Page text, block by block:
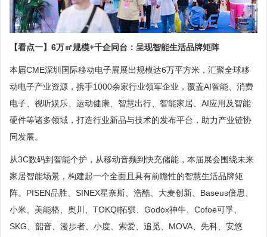
【看点一】6万㎡规模+千企同台：呈现智能生活品牌矩阵
本届CME深圳国际移动电子展展出规模达6万平方米，汇聚全球移
动电子产业资源，携手1000余家行业领军企业，覆盖AI智能、消费
电子、视听娱乐、运动健康、智慧出行、智能家居、AI应用及智能
硬件等诸多领域，打造行业新品与技术的发布平台，助力产业链协
同发展。
从3C数码到智能个护，从移动音频到快充储能，本届展会围绕未来
家居智能场景，构建起一个全面且具有前瞻性的智慧生活品牌矩
阵。PISEN品胜、SINEX星奈斯、浩酷、大麦创新、Baseus倍思、
小米、美能格、奥川、TOKQI拓骐、Godox神牛、Cofoe可孚、
SKG、韶音、漫步者、小度、索爱、追觅、MOVA、先科、安悠